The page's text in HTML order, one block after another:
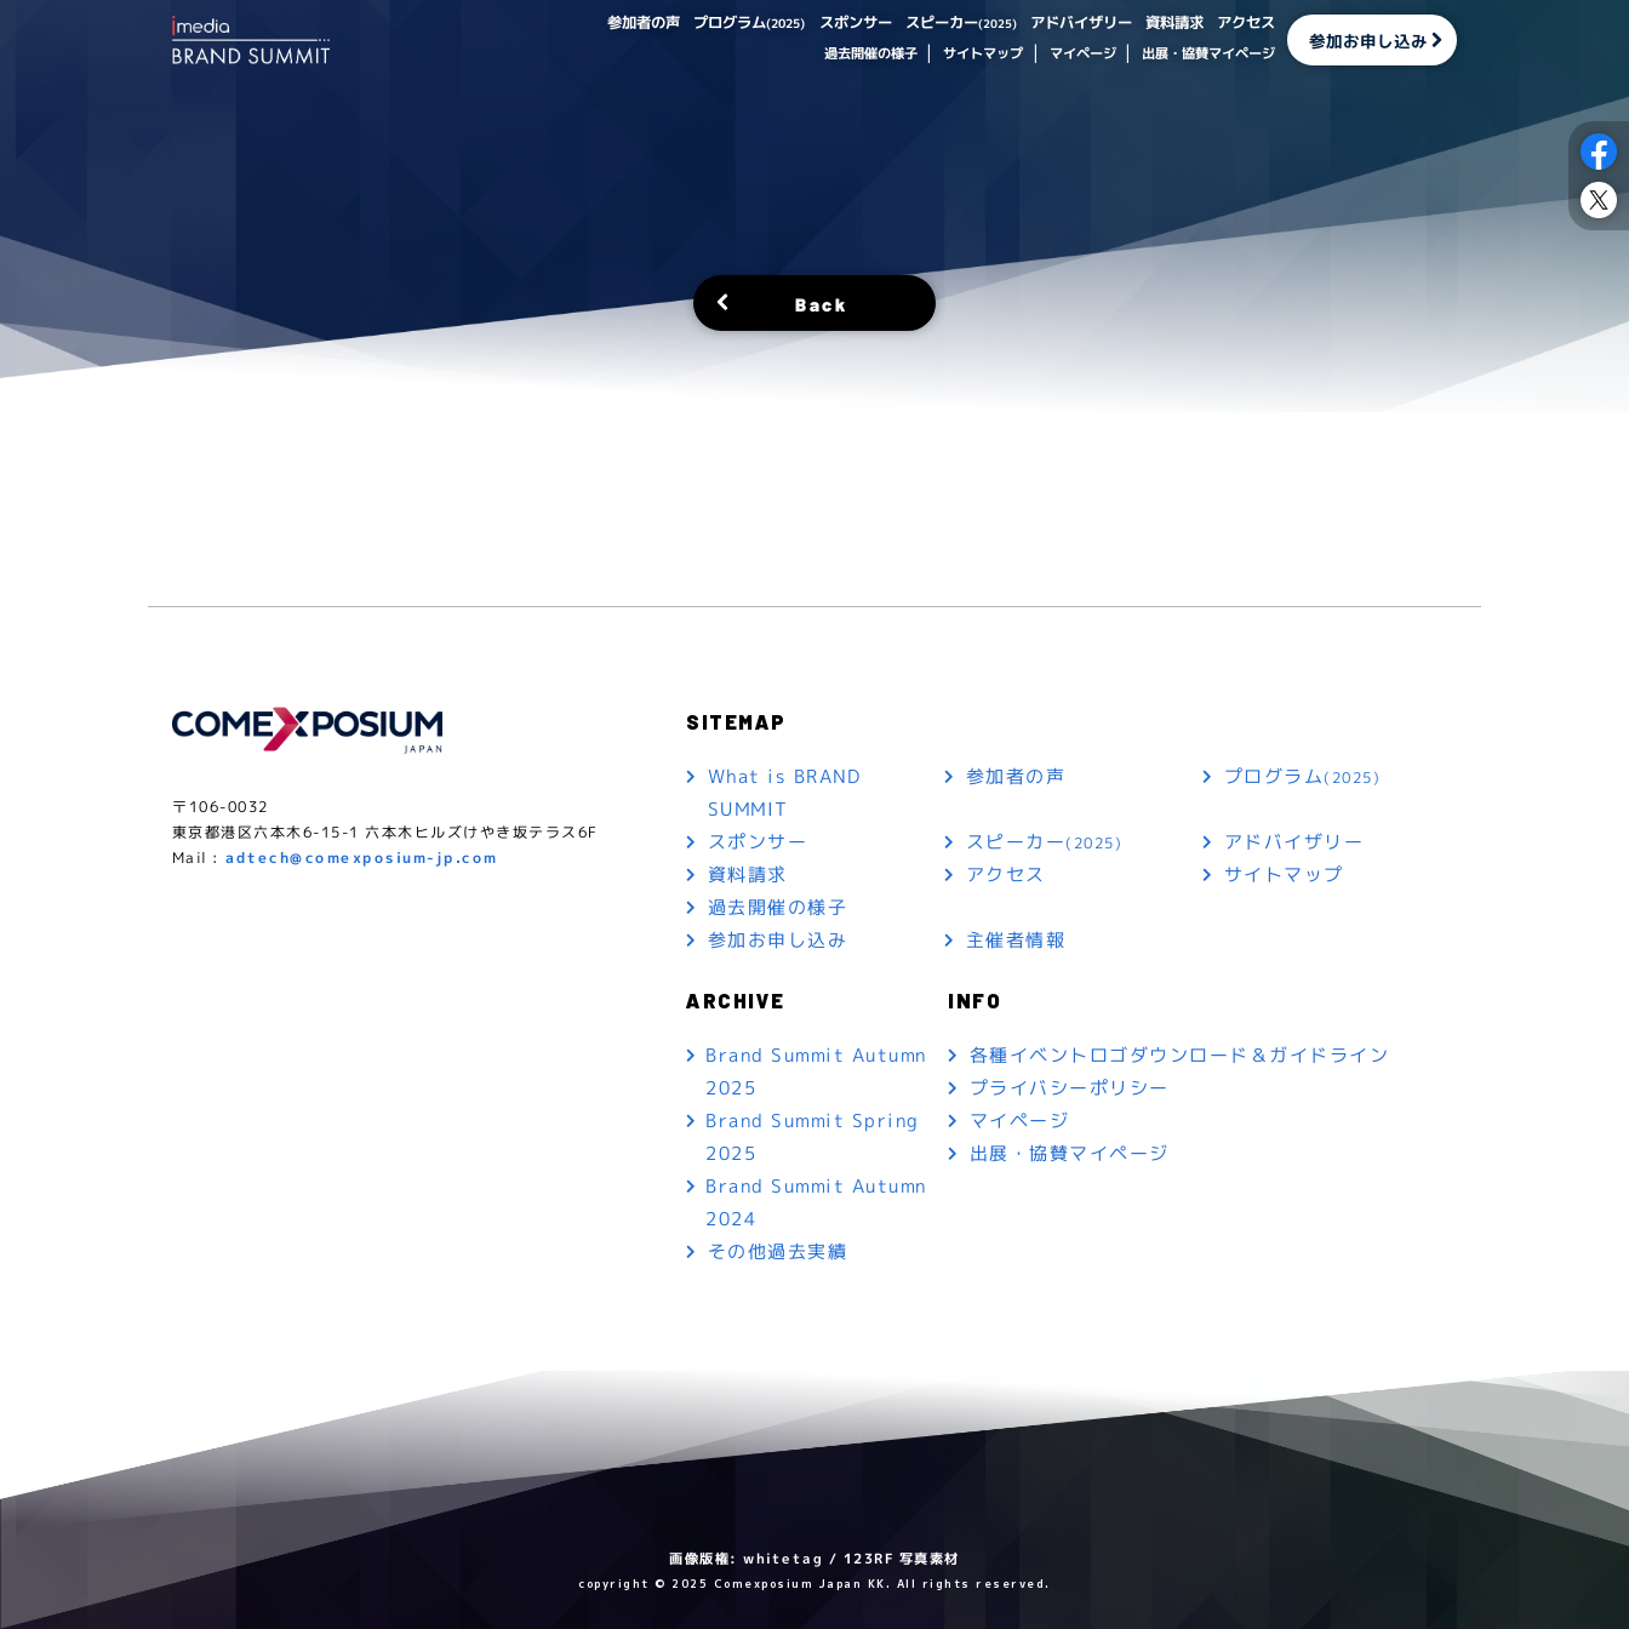
参加者の声 プログラム(2025) スポンサー スピーカー(2025) アドバイザリー 資料請求 アクセス
過去開催の様子 サイトマップ マイページ 出展・協賛マイページ
参加お申し込み
Back
〒106-0032
東京都港区六本木6-15-1 六本木ヒルズけやき坂テラス6F
Mail :adtech@comexposium-jp.com
SITEMAP
What is BRAND
SUMMIT
参加者の声 プログラム(2025)
スポンサー スピーカー(2025) アドバイザリー
資料請求 アクセス サイトマップ
過去開催の様子
参加お申し込み
主催者情報
ARCHIVE
Brand Summit Autumn
2025
Brand Summit Spring
2025
Brand Summit Autumn
2024
その他過去実績
INFO
各種イベントロゴダウンロード＆ガイドライン
プライバシーポリシー
マイページ
出展・協賛マイページ
画像版権: whitetag / 123RF 写真素材
copyright © 2025 Comexposium Japan KK. All rights reserved.